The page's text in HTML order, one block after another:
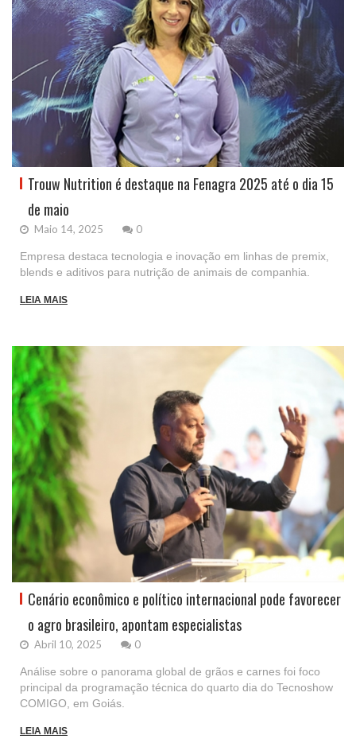
Trouw Nutrition é destaque na Fenagra 2025 até o dia 15
de maio
Maio 14, 2025 0
Empresa destaca tecnologia e inovação em linhas de premix,
blends e aditivos para nutrição de animais de companhia.
LEIA MAIS
Cenário econômico e político internacional pode favorecer
o agro brasileiro, apontam especialistas
Abril 10, 2025 0
Análise sobre o panorama global de grãos e carnes foi foco
principal da programação técnica do quarto dia do Tecnoshow
COMIGO, em Goiás.
LEIA MAIS